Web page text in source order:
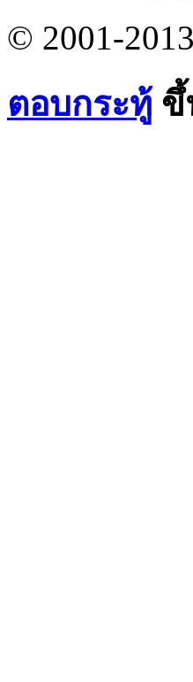
© 2001-2013
ตอบกระทู้ ขึ้